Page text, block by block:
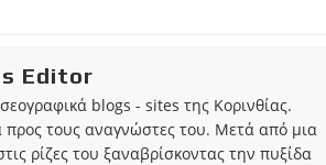
Editor
blogs - sites της Κορινθίας.
τους αναγνώστες του. Μετά από μια
ρίζες του ξαναβρίσκοντας την πυξίδα